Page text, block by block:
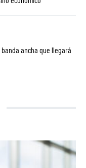
ancha que llegará